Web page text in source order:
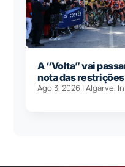
A “Volta” vai
nota das
Ago 3, 2026 |Algarve,